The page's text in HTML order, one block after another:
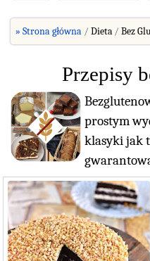
» Strona główna Dieta Bez
Przepisy
prostym
klasyki jak